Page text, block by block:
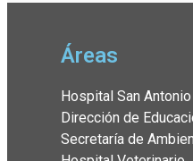
Áreas
Hospital San
Dirección de
Secretaría de